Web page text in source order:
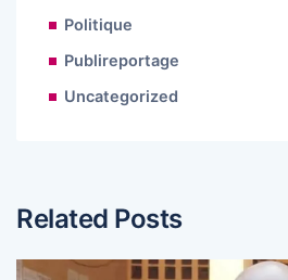
Politique
Publireportage
Uncategorized
Related Posts